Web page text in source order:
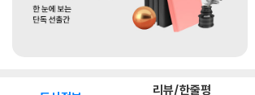
리뷰/한줄평